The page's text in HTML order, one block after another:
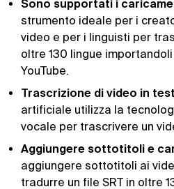
Sono supportati i
strumento ideale per i
video e per i linguisti per
oltre 130 lingue
YouTube.
Trascrizione di video in
artificiale utilizza la
vocale per trascrivere un
Aggiungere sottotitoli e
aggiungere sottotitoli ai
tradurre un file SRT in oltre